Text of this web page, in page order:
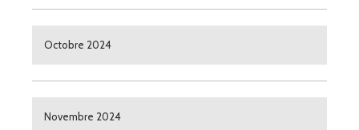
Octobre 2024
Novembre 2024